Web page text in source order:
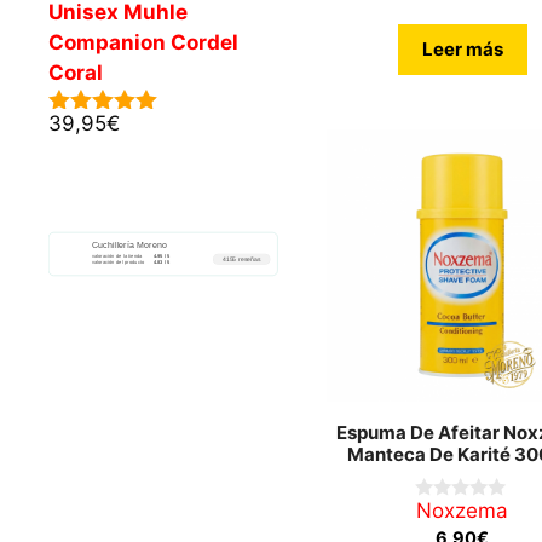
Leer más
Espuma De Afeitar
Manteca De Karité
0
Noxzema
Unisex Muhle
Companion Cordel
Coral
5.00de 5
39,95€
Cuchillería Moreno
valoración de la tienda
4.95 / 5
valoración del producto
4.83 / 5 4155 reseñas